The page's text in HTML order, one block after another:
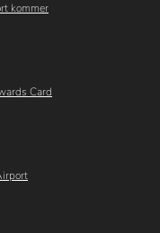
kommer
Card